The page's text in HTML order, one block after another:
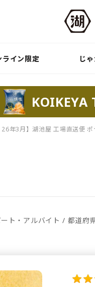
ライン限定 じ
KOIKEYA
26年3月】湖池屋 工場直送便
ト・アルバイト / 都道府